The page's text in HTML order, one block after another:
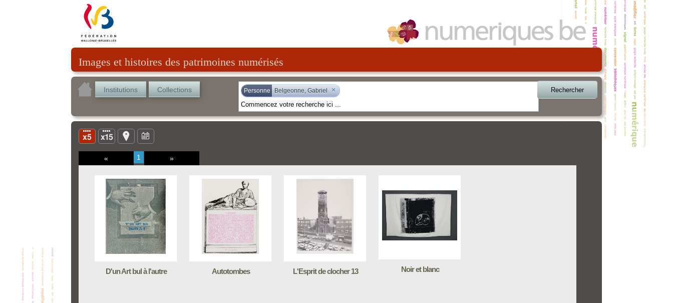
Images et histoires des patrimoines numérisés
Institutions Collections Personne Belgeonne, Gabriel × Rechercher
« 1 »
D'un Art bul à l'autre Autotombes L'Esprit de clocher 13 Noir et blanc